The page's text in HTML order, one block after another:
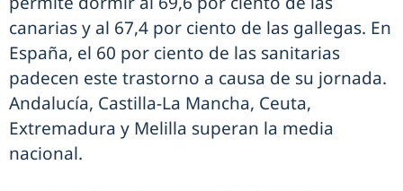
canarias y al 67,4 por ciento de las gallegas. En
España, el 60 por ciento de las sanitarias
padecen este trastorno a causa de su jornada.
Andalucía, Castilla-La Mancha, Ceuta,
Extremadura y Melilla superan la media
nacional.